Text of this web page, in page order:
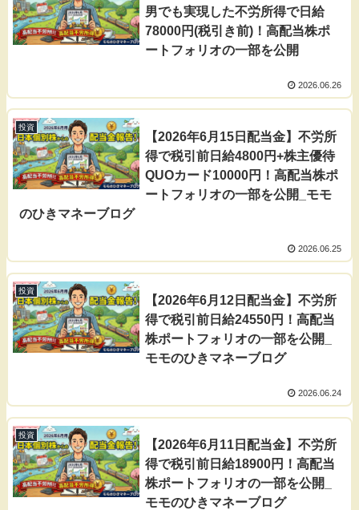
男でも実現した不労所得で日給
78000円(税引き前)！高配当株ポ
ートフォリオの一部を公開
2026.06.26
投資
【2026年6月15日配当金】不労所
得で税引前日給4800円+株主優待
QUOカード10000円！高配当株ポ
ートフォリオの一部を公開_モモ
のひきマネーブログ
2026.06.25
投資
【2026年6月12日配当金】不労所
得で税引前日給24550円！高配当
株ポートフォリオの一部を公開_
モモのひきマネーブログ
2026.06.24
投資
【2026年6月11日配当金】不労所
得で税引前日給18900円！高配当
株ポートフォリオの一部を公開_
モモのひきマネーブログ